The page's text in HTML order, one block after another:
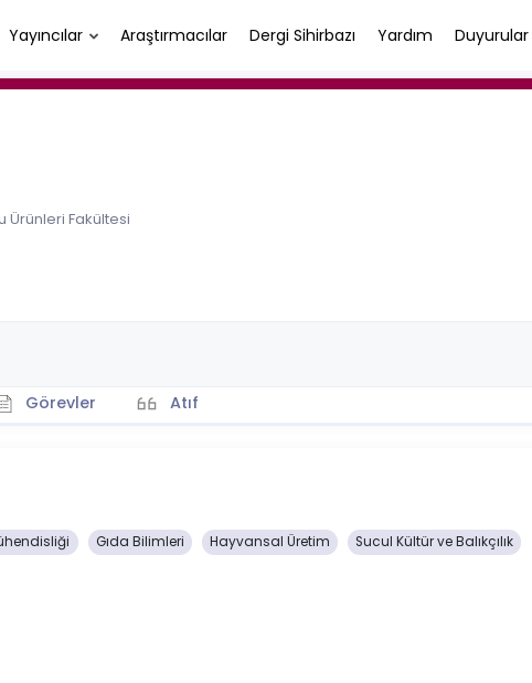
Yayıncılar Araştırmacılar Dergi Sihirbazı Yardım Duyurular
Ürünleri Fakültesi
Görevler Atıf
Gıda Bilimleri Hayvansal Üretim Sucul Kültür ve Balıkçılık